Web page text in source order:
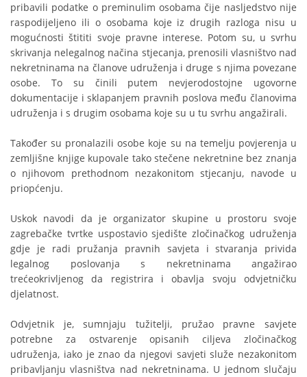
pribavili podatke o preminulim osobama čije nasljedstvo nije
raspodijeljeno ili o osobama koje iz drugih razloga nisu u
mogućnosti štititi svoje pravne interese. Potom su, u svrhu
skrivanja nelegalnog načina stjecanja, prenosili vlasništvo nad
nekretninama na članove udruženja i druge s njima povezane
osobe. To su činili putem nevjerodostojne ugovorne
dokumentacije i sklapanjem pravnih poslova među članovima
udruženja i s drugim osobama koje su u tu svrhu angažirali.
Također su pronalazili osobe koje su na temelju povjerenja u
zemljišne knjige kupovale tako stečene nekretnine bez znanja
o njihovom prethodnom nezakonitom stjecanju, navode u
priopćenju.
Uskok navodi da je organizator skupine u prostoru svoje
zagrebačke tvrtke uspostavio sjedište zločinačkog udruženja
gdje je radi pružanja pravnih savjeta i stvaranja privida
legalnog poslovanja s nekretninama angažirao
trećeokrivljenog da registrira i obavlja svoju odvjetničku
djelatnost.
Odvjetnik je, sumnjaju tužitelji, pružao pravne savjete
potrebne za ostvarenje opisanih ciljeva zločinačkog
udruženja, iako je znao da njegovi savjeti služe nezakonitom
pribavljanju vlasništva nad nekretninama. U jednom slučaju